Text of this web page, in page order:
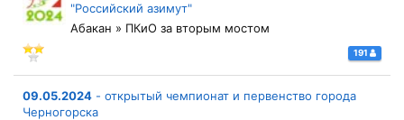
"Российский азимут"
Абакан » ПКиО за вторым мостом
191
09.05.2024 - открытый чемпионат и первенство города
Черногорска